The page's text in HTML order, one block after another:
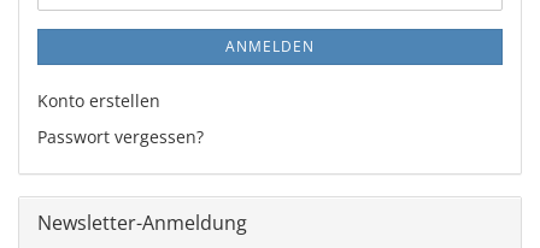
ANMELDEN
Konto erstellen
Passwort vergessen?
Newsletter-Anmeldung